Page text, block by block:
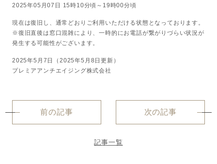
ボディケア
美容液
化粧下地
定期便サービスのご案内
会員ステージ・ポイントプログラム
2025年05月07日 15時10分頃～19時00分頃
現在は復旧し、通常どおりご利用いただける状態となっております。
※復旧直後は窓口混雑により、一時的にお電話が繋がりづらい状況が
発生する可能性がございます。
2025年5月7日（2025年5月8日更新）
プレミアアンチエイジング株式会社
前の記事 次の記事
記事一覧